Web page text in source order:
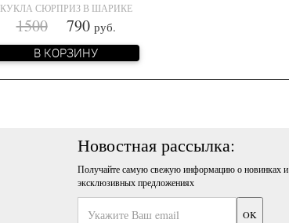
КУКЛА СЮРПРИЗ В ШАРИКЕ
1500790 руб.
В КОРЗИНУ
Новостная рассылка:
Получайте самую свежую информацию о новинках и
эксклюзивных предложениях